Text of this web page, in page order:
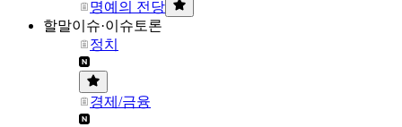
명예의 전당
할말이슈·이슈토론
정치
경제/금융